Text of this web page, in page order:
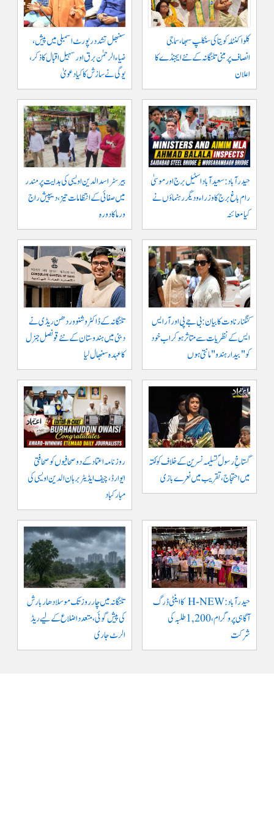
کلواکنٹلہ کویتا کی سنکلپ سبھا، سماجی
انصاف پر مبنی تلنگانہ کے نئے ایجنڈے کا
اعلان
سنبھل تشدد رپورٹ اسمبلی میں پیش،
ضیاء الرحمٰن برق اور سہیل اقبال کا ذکر،
یوگی نے سازش کا کیا دعویٰ
حیدرآباد: سعیدآباد اسٹیل برج اور موسیٰ
رام باغ برج کا وزراء و دیگر رہنماؤں نے
کیا معائنہ
بیرسٹر اسدالدین اویسی کی ہدایت پر مندر
میں صفائی کے انتظامات تیز، دیپیش راج
ورما کا دورہ
کنگنا رناوت کا بیان: بی جے پی اور آر ایس
ایس کے نظریات سے متاثر ہو کر اب خود
کو "بیدار ہندو" مانتی ہوں
تلنگانہ کے ڈاکٹر وشنو وردھن ریڈی نے
دبئی میں ہندوستان کے نئے قونصل جنرل
کا عہدہ سنبھال لیا
گستاخِ رسولؐ تسلیمہ نسرین کے خلاف کولکتہ
میں احتجاج، تقریب میں نعرے بازی
روزنامہ اعتماد کے دو صحافیوں کو صحافتی
ایوارڈ، چیف ایڈیٹر برہان الدین اویسی کی
مبارکباد
حیدرآباد: H-NEW کا اینٹی ڈرگ
آگاہی پروگرام، 1,200 طلبہ کی
شرکت
تلنگانہ میں چار روز تک موسلادھار بارش
کی پیش گوئی، متعدد اضلاع کے لیے ریڈ
الرٹ جاری